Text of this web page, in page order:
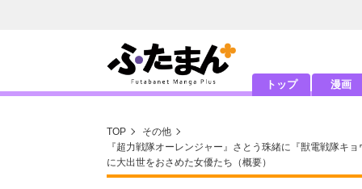
トップ 漫画
TOP
その他
『超力戦隊オーレンジャー』さとう珠緒に『獣電戦隊キ
に大出世をおさめた女優たち（概要）